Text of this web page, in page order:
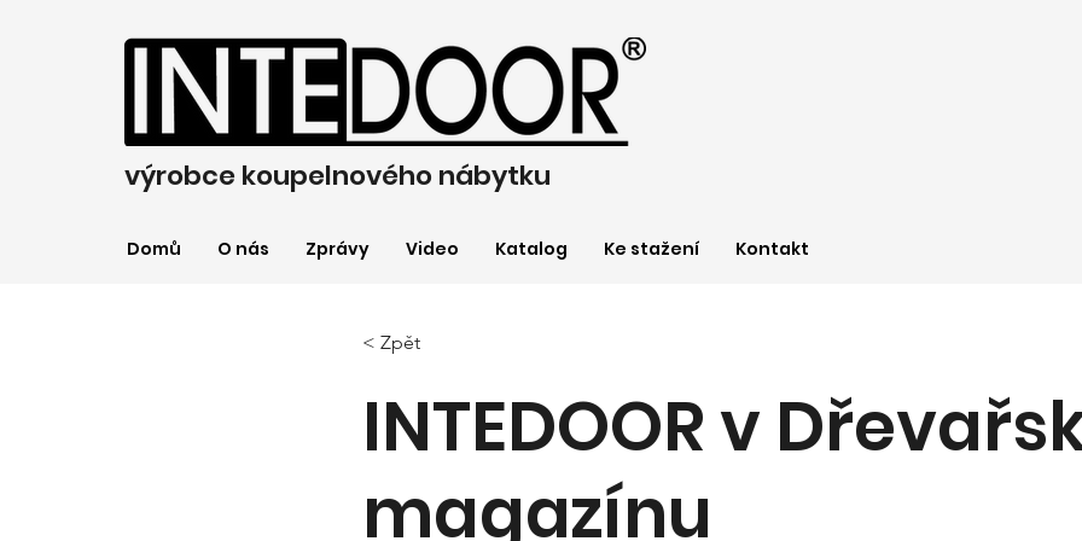
výrobce koupelnového nábytku
Domů O nás Zprávy Video Katalog Ke stažení Kontakt
< Zpět
INTEDOOR v
magazínu